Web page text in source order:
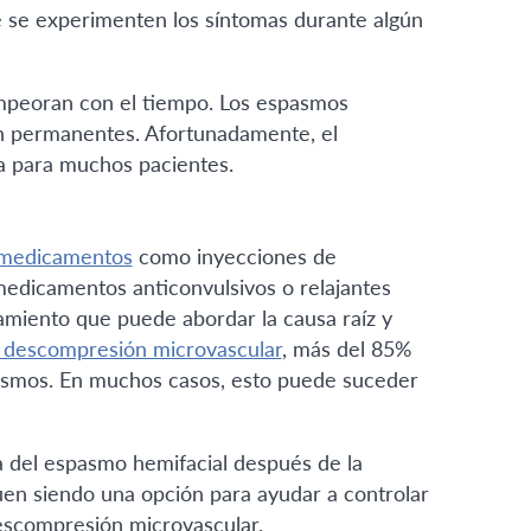
experimenten los síntomas durante algún
con el tiempo. Los espasmos
Afortunadamente, el
muchos pacientes.
como inyecciones de
anticonvulsivos o relajantes
que puede abordar la causa raíz y
microvascular, más del 85%
En muchos casos, esto puede suceder
espasmo hemifacial después de la
siendo una opción para ayudar a controlar
microvascular.